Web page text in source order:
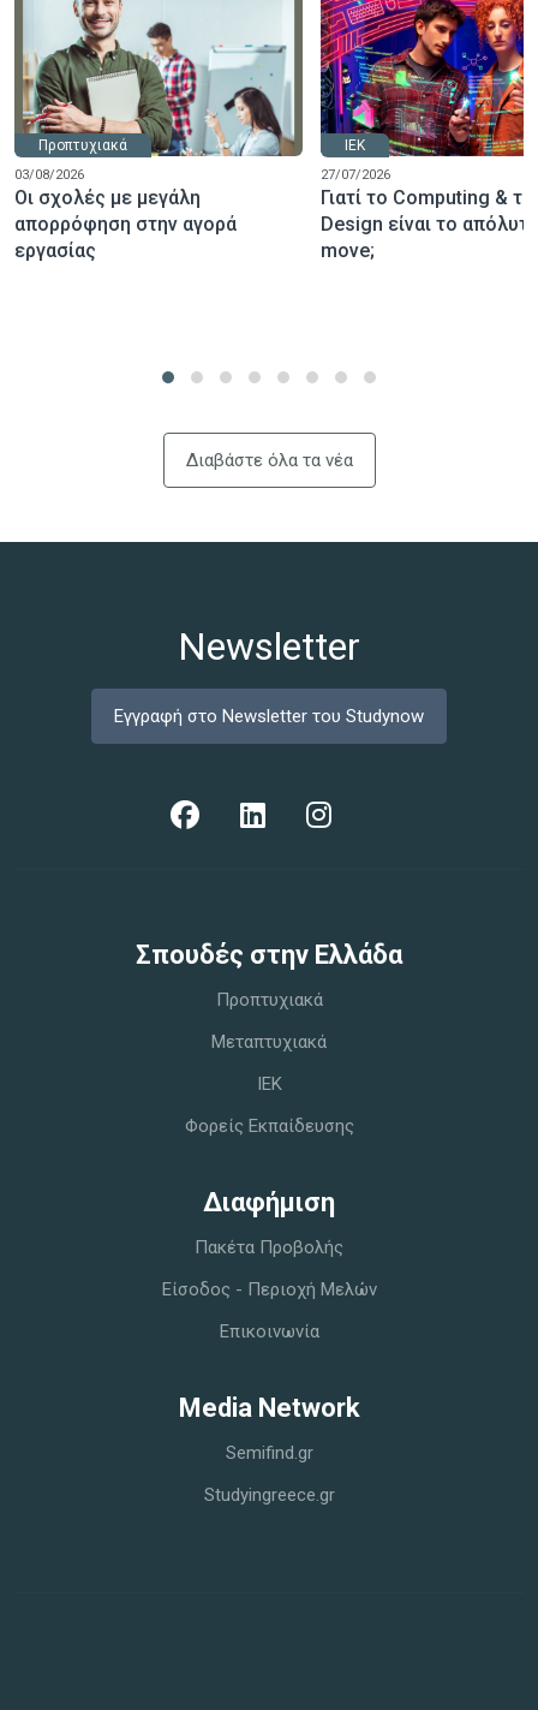
Προπτυχιακά
03/08/2026
Οι σχολές με μεγάλη
απορρόφηση στην αγορά
εργασίας
ΙΕΚ
27/07/2026
Γιατί το Computing &
Design είναι το
move;
Διαβάστε όλα τα νέα
Newsletter
Εγγραφή στο Newsletter του Studynow
Σπoυδές στην Ελλάδα
Προπτυχιακά
Μεταπτυχιακά
IEK
Φορείς Εκπαίδευσης
Διαφήμιση
Πακέτα Προβολής
Είσοδος - Περιοχή Μελών
Επικοινωνία
Media Network
Semifind.gr
Studyingreece.gr